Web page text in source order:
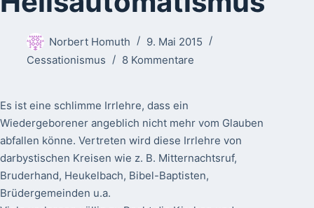
Norbert Homuth
9. Mai 2015
Cessationismus
8 Kommentare
Es ist eine schlimme Irrlehre, dass ein
Wiedergeborener angeblich nicht mehr vom Glauben
abfallen könne. Vertreten wird diese Irrlehre von
darbystischen Kreisen wie z. B. Mitternachtsruf,
Bruderhand, Heukelbach, Bibel-Baptisten,
Brüdergemeinden u.a.